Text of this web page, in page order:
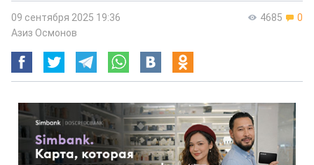
4685 0
09 сентября 2025 19:36
Азиз Осмонов